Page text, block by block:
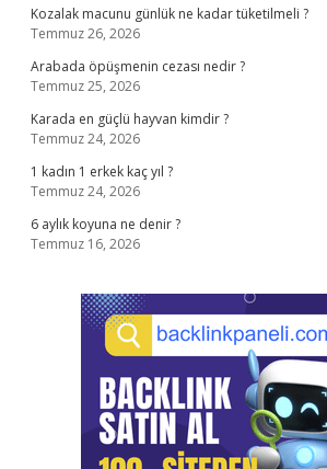
Kozalak macunu günlük ne kadar tüketilmeli ?
Temmuz 26, 2026
Arabada öpüşmenin cezası nedir ?
Temmuz 25, 2026
Karada en güçlü hayvan kimdir ?
Temmuz 24, 2026
1 kadın 1 erkek kaç yıl ?
Temmuz 24, 2026
6 aylık koyuna ne denir ?
Temmuz 16, 2026